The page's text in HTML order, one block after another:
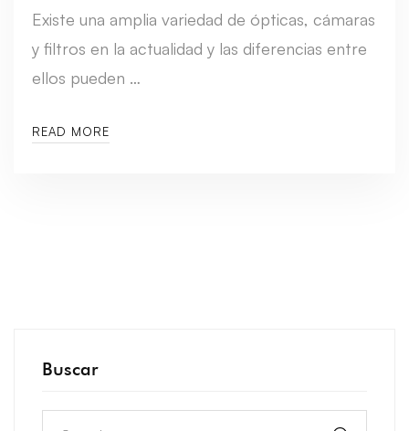
Existe una amplia variedad de ópticas, cámaras
y filtros en la actualidad y las diferencias entre
ellos pueden …
READ MORE
Buscar